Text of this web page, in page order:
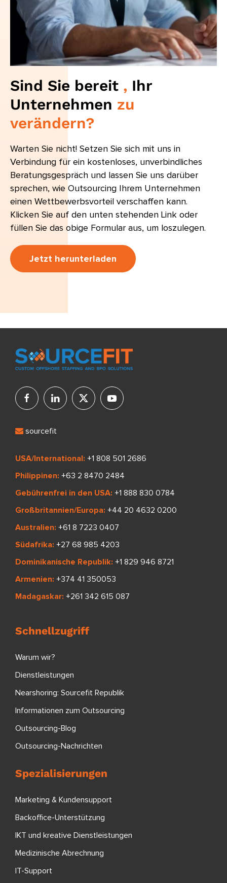
Sind Sie bereit , Ihr
Unternehmen zu
verändern?
Warten Sie nicht! Setzen Sie sich mit uns in
Verbindung für ein kostenloses, unverbindliches
Beratungsgespräch und lassen Sie uns darüber
sprechen, wie Outsourcing Ihrem Unternehmen
einen Wettbewerbsvorteil verschaffen kann.
Klicken Sie auf den unten stehenden Link oder
füllen Sie das obige Formular aus, um loszulegen.
Jetzt herunterladen
sourcefit
USA/International: +1 808 501 2686
Philippinen: +63 2 8470 2484
Gebührenfrei in den USA: +1 888 830 0784
Großbritannien/Europa: +44 20 4632 0200
Australien: +61 8 7223 0407
Südafrika: +27 68 985 4203
Dominikanische Republik: +1 829 946 8721
Armenien: +374 41 350053
Madagaskar: +261 342 615 087
Schnellzugriff
Warum wir?
Dienstleistungen
Nearshoring: Sourcefit Republik
Informationen zum Outsourcing
Outsourcing-Blog
Outsourcing-Nachrichten
Spezialisierungen
Marketing & Kundensupport
Backoffice-Unterstützung
IKT und kreative Dienstleistungen
Medizinische Abrechnung
IT-Support